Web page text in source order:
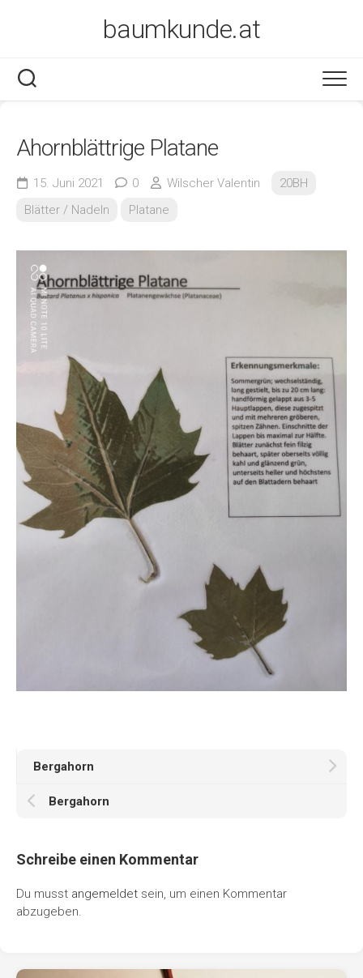
baumkunde.at
Ahornblättrige Platane
15. Juni 2021 0 Wilscher Valentin
20BH
Blätter / Nadeln
Platane
Bergahorn
Bergahorn
Schreibe einen Kommentar
Du musst angemeldet sein, um einen Kommentar
abzugeben.